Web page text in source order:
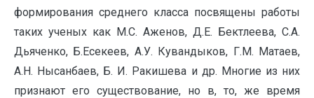
формирования среднего класса посвящены работы
таких ученых как М.С. Аженов, Д.Е. Бектлеева, С.А.
Дьяченко, Б.Есекеев, А.У. Кувандыков, Г.М. Матаев,
А.Н. Нысанбаев, Б. И. Ракишева и др. Многие из них
признают его существование, но в, то, же время